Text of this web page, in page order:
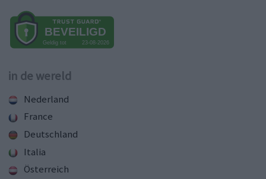
in de wereld
Nederland
France
Deutschland
Italia
Österreich